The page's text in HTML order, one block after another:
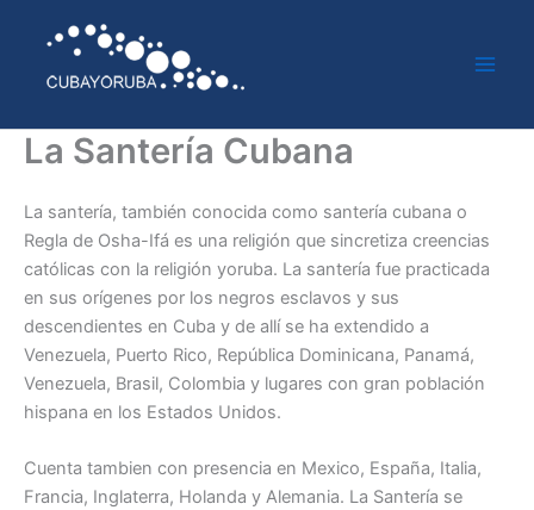
contenido
La Santería Cubana
La santería, también conocida como santería cubana o
Regla de Osha-Ifá es una religión que sincretiza creencias
católicas con la religión yoruba. La santería fue practicada
en sus orígenes por los negros esclavos y sus
descendientes en Cuba y de allí se ha extendido a
Venezuela, Puerto Rico, República Dominicana, Panamá,
Venezuela, Brasil, Colombia y lugares con gran población
hispana en los Estados Unidos.
Cuenta tambien con presencia en Mexico, España, Italia,
Francia, Inglaterra, Holanda y Alemania. La Santería se